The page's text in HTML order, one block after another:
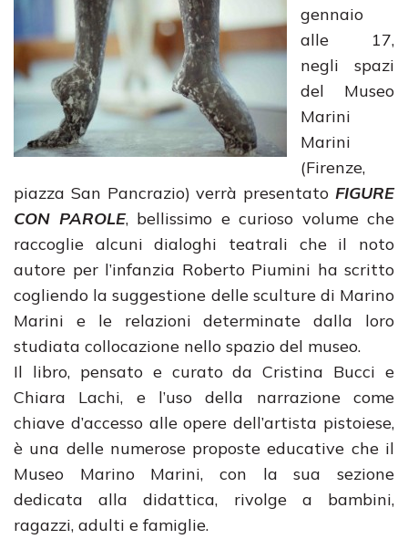
gennaio
alle 17,
negli spazi
del Museo
Marini
Marini
(Firenze,
piazza San Pancrazio) verrà presentato FIGURE
CON PAROLE, bellissimo e curioso volume che
raccoglie alcuni dialoghi teatrali che il noto
autore per l’infanzia Roberto Piumini ha scritto
cogliendo la suggestione delle sculture di Marino
Marini e le relazioni determinate dalla loro
studiata collocazione nello spazio del museo.
Il libro, pensato e curato da Cristina Bucci e
Chiara Lachi, e l’uso della narrazione come
chiave d’accesso alle opere dell’artista pistoiese,
è una delle numerose proposte educative che il
Museo Marino Marini, con la sua sezione
dedicata alla didattica, rivolge a bambini,
ragazzi, adulti e famiglie.